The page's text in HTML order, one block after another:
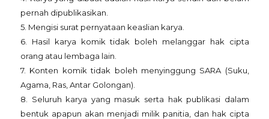
pernah dipublikasikan.
5. Mengisi surat pernyataan keaslian karya.
6. Hasil karya komik tidak boleh melanggar hak cipta
orang atau lembaga lain.
7. Konten komik tidak boleh menyinggung SARA (Suku,
Agama, Ras, Antar Golongan).
8. Seluruh karya yang masuk serta hak publikasi dalam
bentuk apapun akan menjadi milik panitia, dan hak cipta